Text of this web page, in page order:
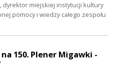
dyrektor miejskiej instytucji kultury
pomocy i wiedzy całego zespołu
150. Plener Migawki -